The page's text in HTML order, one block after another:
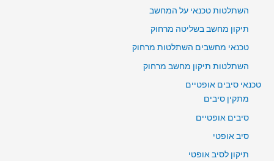
השתלטות טכנאי על המחשב
תיקון מחשב בשליטה מרחוק
טכנאי מחשבים השתלטות מרחוק
השתלטות תיקון מחשב מרחוק
טכנאי סיבים אופטיים
מתקין סיבים
סיבים אופטיים
סיב אופטי
תיקון לסיב אופטי